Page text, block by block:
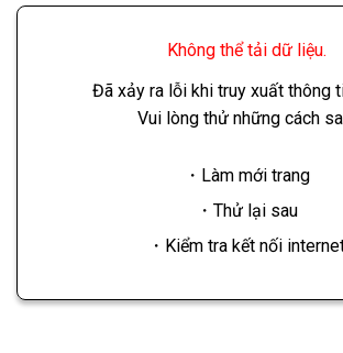
Không thể tải dữ liệu.
Đã xảy ra lỗi khi truy xuất thông
Vui lòng thử những cách
・Làm mới trang
・Thử lại sau
・Kiểm tra kết nối